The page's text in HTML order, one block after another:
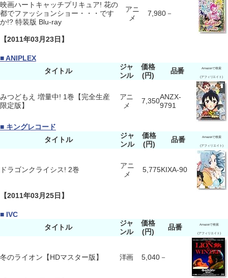
映画ハートキャッチプリキュア! 花の
都でファッションショー・・・です
か!? 特装版 Blu-ray
アニ
メ
7,980 －
【2011年03月23日】
■ ANIPLEX
タイトル
ジャ
ンル
価格
(円)
品番 Amazonで検索
(アフィリエイト)
みつどもえ 増量中! 1巻【完全生産
限定版】
アニ
メ
7,350ANZX-
9791
■ キングレコード
タイトル
ジャ
ンル
価格
(円)
品番 Amazonで検索
(アフィリエイト)
ドラゴンクライシス! 2巻
アニ
メ
5,775KIXA-90
【2011年03月25日】
■ IVC
タイトル
ジャ
ンル
価格
(円)
品番 Amazonで検索
(アフィリエイト)
冬のライオン【HDマスター版】 洋画 5,040 －